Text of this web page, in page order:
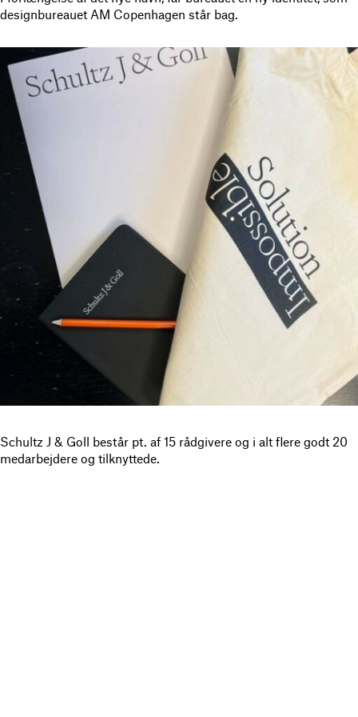
designbureauet AM Copenhagen står bag.
Schultz J & Goll består pt. af 15 rådgivere og i alt flere godt 20
medarbejdere og tilknyttede.